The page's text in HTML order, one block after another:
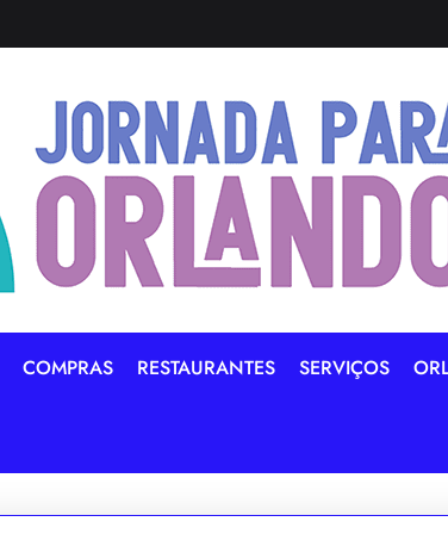
COMPRAS RESTAURANTES SERVIÇOS